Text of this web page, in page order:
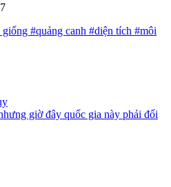
giống #quảng canh #diện tích #môi
giờ đây quốc gia này phải đối